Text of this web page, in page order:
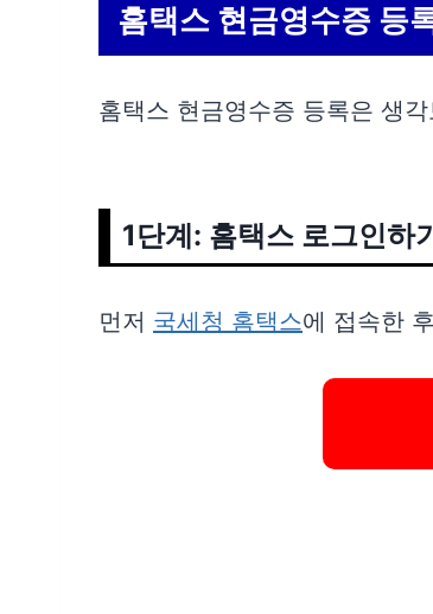
홈택스 현금영수증 등
홈택스 현금영수증 등록은 생
1단계: 홈택스 로그인하기
먼저 국세청 홈택스에 접속한